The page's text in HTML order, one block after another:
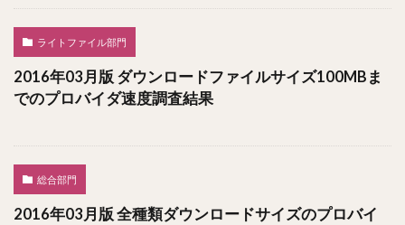
ライトファイル部門
2016年03月版 ダウンロードファイルサイズ100MBま
でのプロバイダ速度調査結果
総合部門
2016年03月版 全種類ダウンロードサイズのプロバイ